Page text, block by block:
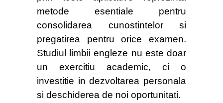
metode esentiale pentru
consolidarea cunostintelor si
pregatirea pentru orice examen.
Studiul limbii engleze nu este doar
un exercitiu academic, ci o
investitie in dezvoltarea personala
si deschiderea de noi oportunitati.